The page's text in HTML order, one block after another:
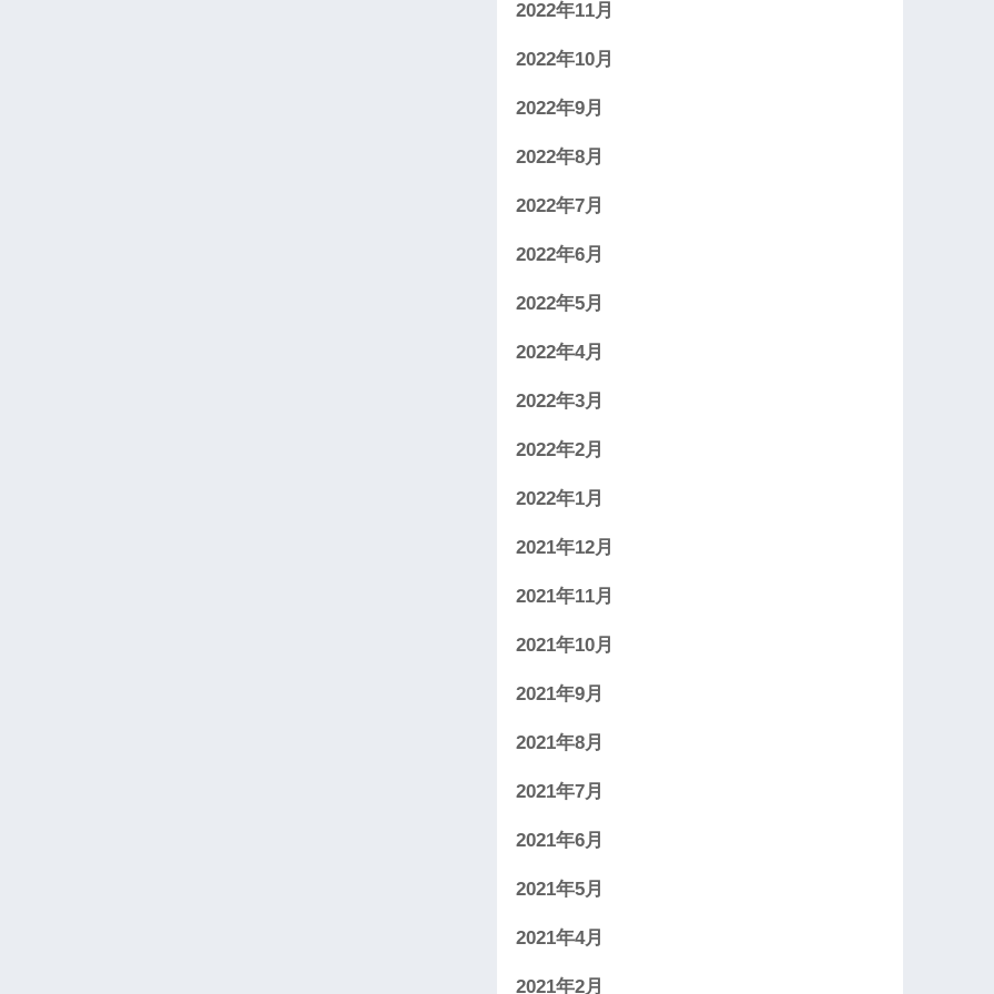
2022年11月
2022年10月
2022年9月
2022年8月
2022年7月
2022年6月
2022年5月
2022年4月
2022年3月
2022年2月
2022年1月
2021年12月
2021年11月
2021年10月
2021年9月
2021年8月
2021年7月
2021年6月
2021年5月
2021年4月
2021年2月